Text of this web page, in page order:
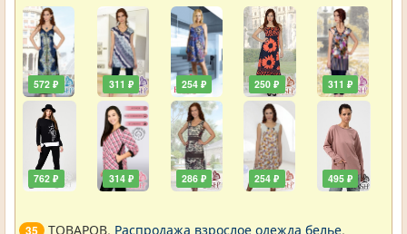
572 ₽
762 ₽
311 ₽
314 ₽
254 ₽
286 ₽
250 ₽
254 ₽
311 ₽
495 ₽
35 ТОВАРОВ. Распродажа взрослое одежда белье.